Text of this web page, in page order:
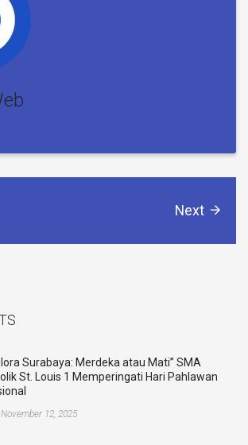
Next
Surabaya: Merdeka atau Mati” SMA
St. Louis 1 Memperingati Hari Pahlawan
November 12, 2025